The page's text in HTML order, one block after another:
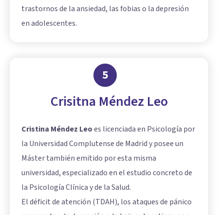
trastornos de la ansiedad, las fobias o la depresión
en adolescentes.
5
Crisitna Méndez Leo
Cristina Méndez Leoes licenciada en Psicología por
la Universidad Complutense de Madrid y posee un
Máster también emitido por esta misma
universidad, especializado en el estudio concreto de
la Psicología Clínica y de la Salud.
El déficit de atención (TDAH), los ataques de pánico